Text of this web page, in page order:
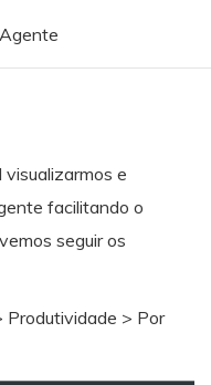
e
facilitando o
seguir os
Produtividade > Por